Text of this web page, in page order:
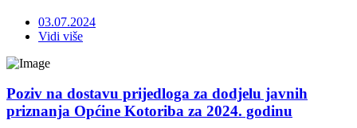
03.07.2024
Vidi više
Poziv na dostavu prijedloga za dodjelu javnih
priznanja Općine Kotoriba za 2024. godinu